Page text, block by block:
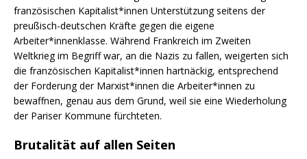
französischen Kapitalist*innen Unterstützung seitens der
preußisch-deutschen Kräfte gegen die eigene
Arbeiter*innenklasse. Während Frankreich im Zweiten
Weltkrieg im Begriff war, an die Nazis zu fallen, weigerten sich
die französischen Kapitalist*innen hartnäckig, entsprechend
der Forderung der Marxist*innen die Arbeiter*innen zu
bewaffnen, genau aus dem Grund, weil sie eine Wiederholung
der Pariser Kommune fürchteten.
Brutalität auf allen Seiten